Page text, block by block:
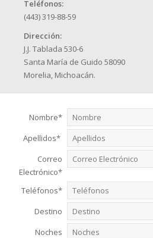
Teléfonos:
(443) 319-88-59
Dirección:
J.J. Tablada 530-6
Santa María de Guido 58090
Morelia, Michoacán.
Nombre*
Apellidos*
Correo
Electrónico*
Teléfonos*
Destino
Noches